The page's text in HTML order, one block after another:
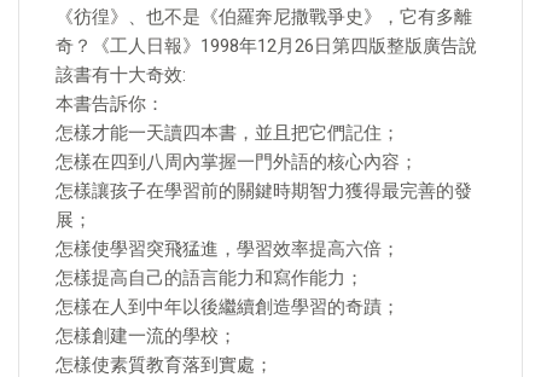
《彷徨》、也不是《伯羅奔尼撒戰爭史》，它有多離
奇？《工人日報》1998年12月26日第四版整版廣告說
該書有十大奇效:
本書告訴你：
怎樣才能一天讀四本書，並且把它們記住；
怎樣在四到八周內掌握一門外語的核心內容；
怎樣讓孩子在學習前的關鍵時期智力獲得最完善的發
展；
怎樣使學習突飛猛進，學習效率提高六倍；
怎樣提高自己的語言能力和寫作能力；
怎樣在人到中年以後繼續創造學習的奇蹟；
怎樣創建一流的學校；
怎樣使素質教育落到實處；